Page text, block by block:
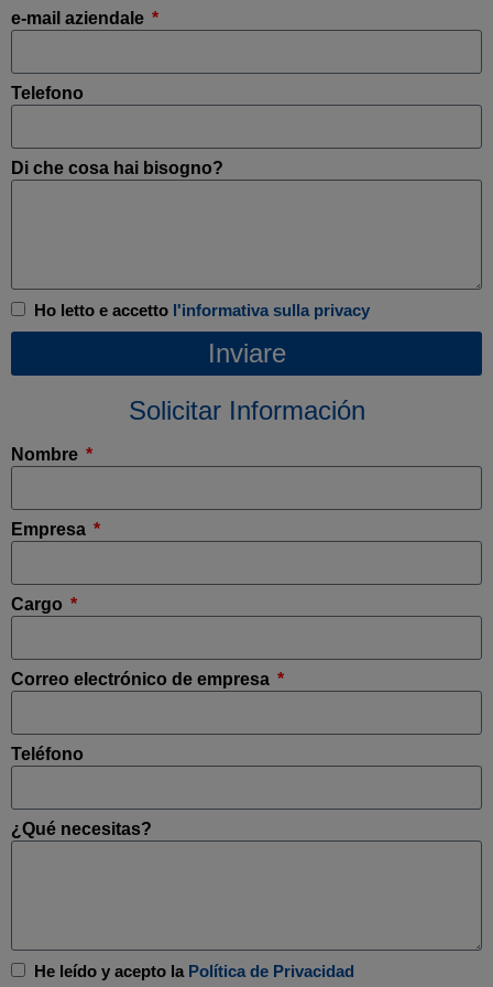
e-mail aziendale
Telefono
Di che cosa hai bisogno?
Ho letto e accetto l'informativa sulla privacy
Inviare
Solicitar Información
Nombre
Empresa
Cargo
Correo electrónico de empresa
Teléfono
¿Qué necesitas?
He leído y acepto la Política de Privacidad